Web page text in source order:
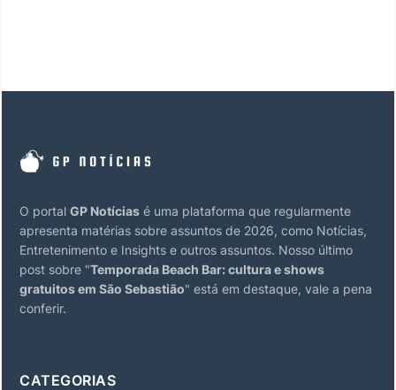
O portal GP Notícias é uma plataforma que regularmente
apresenta matérias sobre assuntos de 2026, como Notícias,
Entretenimento e Insights e outros assuntos. Nosso último
post sobre "Temporada Beach Bar: cultura e shows
gratuitos em São Sebastião" está em destaque, vale a pena
conferir.
CATEGORIAS